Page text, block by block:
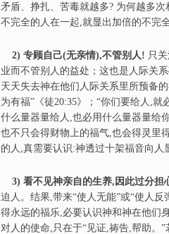
矛盾、挣扎、苦毒就越多? 为何越多
不完全的人在一起,就显出加倍的不完
2) 专顾自己(无亲情),不管别人! 只
业而不管别人的益处；这也是人际关
天天失去神在他们人际关系里所预备
为有福”《徒20:35》；“你们要给人,
什么量器量给人,也必用什么量器量给
也不只会得财物上的福气,也会得灵里
的人,真需要认识:神透过十架福音向人
3) 看不见神亲自的生养,因此过分担
迫人。结果,带来“使人无能”或“使人
得永远的福乐,必要认识神和神在他们
对人的使命,只在于“见证,祷告,帮助。